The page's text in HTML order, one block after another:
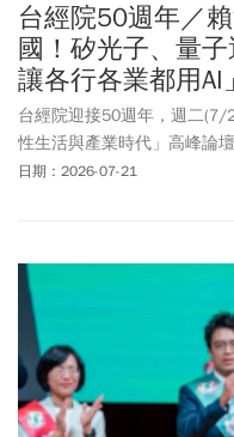
台經院50週年／
國！矽光子、量
讓各行各業都用AI」
台經院迎接50週年，週二(7/
性生活與產業時代」高峰論
向，探討未來發展策略，並
嘉淵、友達光電董事長彭双
共同探討台灣未來發展策略。
日期：2026-07-21